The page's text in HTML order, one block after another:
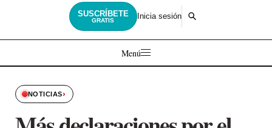
SUSCRÍBETE
GRATIS Inicia sesión
Menú
NOTICIAS›